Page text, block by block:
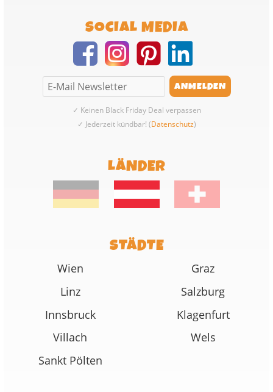
SOCIAL MEDIA
✓ Keinen Black Friday Deal verpassen
✓ Jederzeit kündbar! (Datenschutz)
LÄNDER
STÄDTE
Wien
Graz
Linz
Salzburg
Innsbruck
Klagenfurt
Villach
Wels
Sankt Pölten